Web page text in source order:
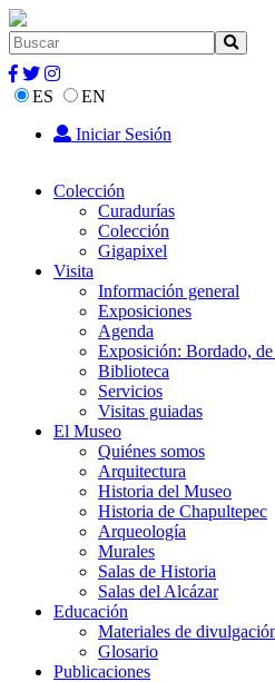
ES
EN
Iniciar Sesión
Colección
Curadurías
Colección
Gigapixel
Visita
Información general
Exposiciones
Agenda
Exposición: Bordado,
Biblioteca
Servicios
Visitas guiadas
El Museo
Quiénes somos
Arquitectura
Historia del Museo
Historia de Chapultepec
Arqueología
Murales
Salas de Historia
Salas del Alcázar
Educación
Materiales de
Glosario
Publicaciones